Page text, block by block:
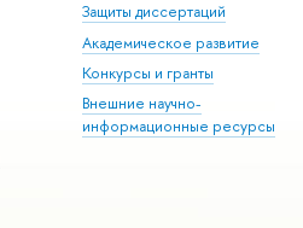
Защиты диссертаций
Академическое развитие
Конкурсы и гранты
Внешние научно-
информационные ресурсы